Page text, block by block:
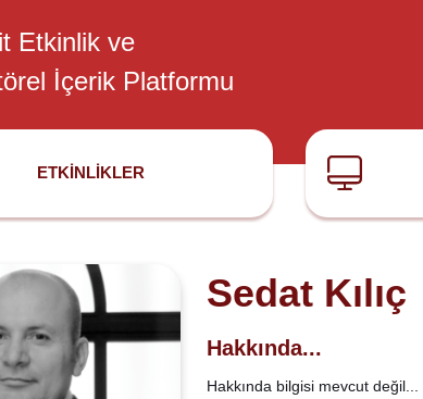
Etkinlik ve
İçerik Platformu
ETKINLIKLER
Sedat Kılıç
Hakkında...
Hakkında bilgisi mevcut değil...